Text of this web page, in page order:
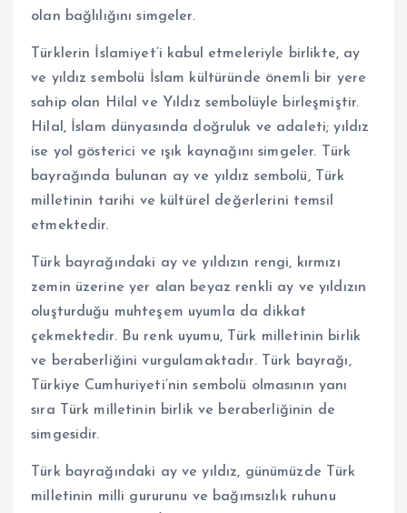
olan bağlılığını simgeler.
Türklerin İslamiyet’i kabul etmeleriyle birlikte, ay
ve yıldız sembolü İslam kültüründe önemli bir yere
sahip olan Hilal ve Yıldız sembolüyle birleşmiştir.
Hilal, İslam dünyasında doğruluk ve adaleti; yıldız
ise yol gösterici ve ışık kaynağını simgeler. Türk
bayrağında bulunan ay ve yıldız sembolü, Türk
milletinin tarihi ve kültürel değerlerini temsil
etmektedir.
Türk bayrağındaki ay ve yıldızın rengi, kırmızı
zemin üzerine yer alan beyaz renkli ay ve yıldızın
oluşturduğu muhteşem uyumla da dikkat
çekmektedir. Bu renk uyumu, Türk milletinin birlik
ve beraberliğini vurgulamaktadır. Türk bayrağı,
Türkiye Cumhuriyeti’nin sembolü olmasının yanı
sıra Türk milletinin birlik ve beraberliğinin de
simgesidir.
Türk bayrağındaki ay ve yıldız, günümüzde Türk
milletinin milli gururunu ve bağımsızlık ruhunu